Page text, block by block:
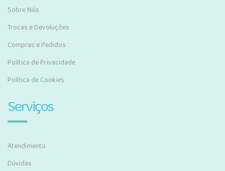
Sobre Nós
Trocas e Devoluções
Compras e Pedidos
Política de Privacidade
Política de Cookies
Serviços
Atendimento
Dúvidas